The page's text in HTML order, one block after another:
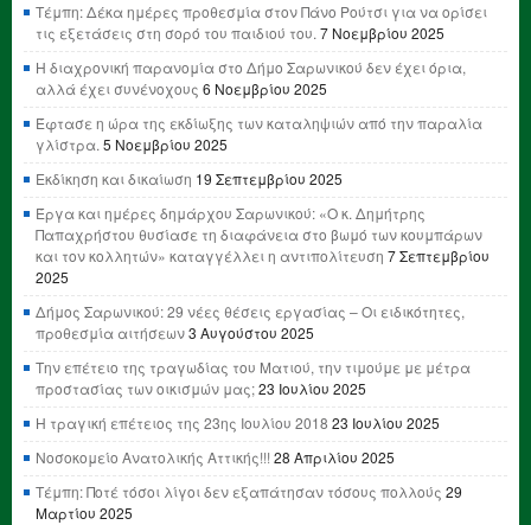
Τέμπη: Δέκα ημέρες προθεσμία στον Πάνο Ρούτσι για να ορίσει
τις εξετάσεις στη σορό του παιδιού του. 7 Νοεμβρίου 2025
Η διαχρονική παρανομία στο Δήμο Σαρωνικού δεν έχει όρια,
αλλά έχει συνένοχους 6 Νοεμβρίου 2025
Έφτασε η ώρα της εκδίωξης των καταληψιών από την παραλία
γλίστρα. 5 Νοεμβρίου 2025
Εκδίκηση και δικαίωση 19 Σεπτεμβρίου 2025
Έργα και ημέρες δημάρχου Σαρωνικού: «Ο κ. Δημήτρης
Παπαχρήστου θυσίασε τη διαφάνεια στο βωμό των κουμπάρων
και τον κολλητών» καταγγέλλει η αντιπολίτευση 7 Σεπτεμβρίου
2025
Δήμος Σαρωνικού: 29 νέες θέσεις εργασίας – Οι ειδικότητες,
προθεσμία αιτήσεων3 Αυγούστου 2025
Την επέτειο της τραγωδίας του Ματιού, την τιμούμε με μέτρα
προστασίας των οικισμών μας;23 Ιουλίου 2025
Η τραγική επέτειος της 23ης Ιουλίου 2018 23 Ιουλίου 2025
Νοσοκομείο Ανατολικής Αττικής!!! 28 Απριλίου 2025
Τέμπη: Ποτέ τόσοι λίγοι δεν εξαπάτησαν τόσους πολλούς 29
Μαρτίου 2025